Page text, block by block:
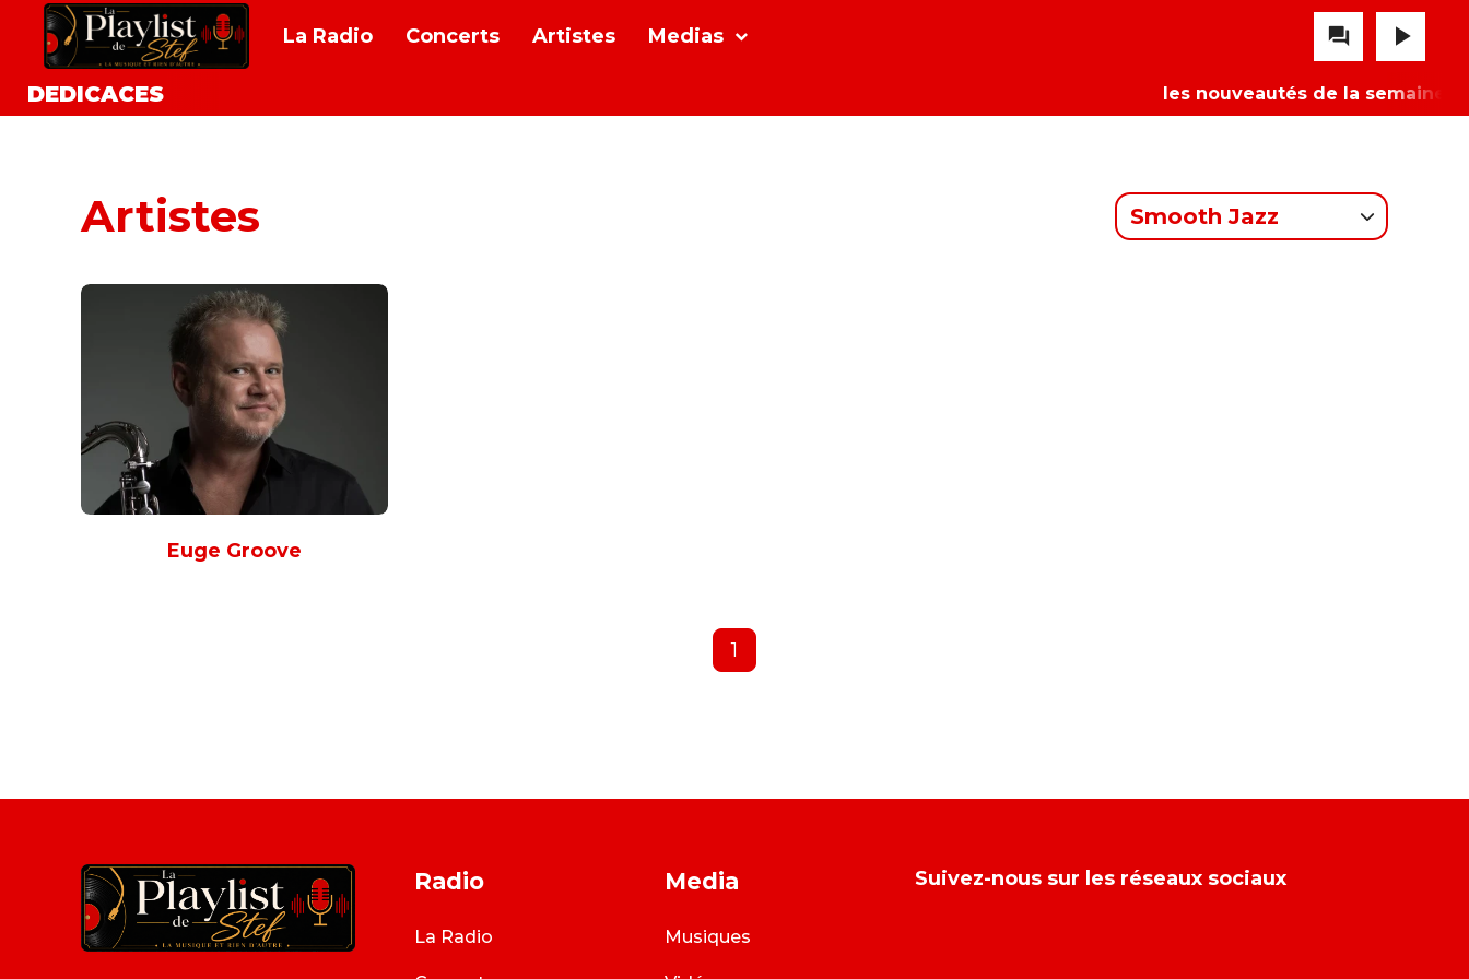
La Radio Concerts Artistes Medias question_answer play_arrow
DEDICACES les nouveautés de la semaine :
Artistes Smooth Jazz
Euge Groove
1
Radio
La Radio
Media
Musiques
Suivez-nous sur les réseaux sociaux